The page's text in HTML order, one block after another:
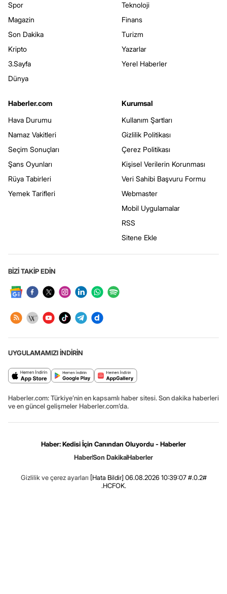
Spor
Magazin
Son Dakika
Kripto
3.Sayfa
Dünya
Teknoloji
Finans
Turizm
Yazarlar
Yerel Haberler
Haberler.com
Hava Durumu
Namaz Vakitleri
Seçim Sonuçları
Şans Oyunları
Rüya Tabirleri
Yemek Tarifleri
Kurumsal
Kullanım Şartları
Gizlilik Politikası
Çerez Politikası
Kişisel Verilerin Korunması
Veri Sahibi Başvuru Formu
Webmaster
Mobil Uygulamalar
RSS
Sitene Ekle
BİZİ TAKİP EDİN
UYGULAMAMIZI İNDİRİN
Haberler.com: Türkiye’nin en kapsamlı haber sitesi. Son dakika haberleri
ve en güncel gelişmeler Haberler.com’da.
Haber: Kedisi İçin Canından Oluyordu - Haberler
HaberSon DakikaHaberler
Gizlilik ve çerez ayarları [Hata Bildir] 06.08.2026 10:39:07 #.0.2#
.HCFOK.